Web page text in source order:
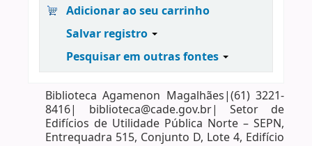
Adicionar ao seu carrinho
Salvar registro
Pesquisar em outras fontes
Biblioteca Agamenon Magalhães|(61) 3221-
8416| biblioteca@cade.gov.br| Setor de
Edifícios de Utilidade Pública Norte – SEPN,
Entrequadra 515, Conjunto D, Lote 4, Edifício